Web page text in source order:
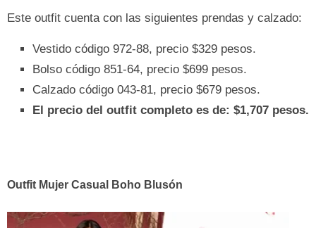
Este outfit cuenta con las siguientes prendas y calzado:
Vestido código 972-88, precio $329 pesos.
Bolso código 851-64, precio $699 pesos.
Calzado código 043-81, precio $679 pesos.
El precio del outfit completo es de: $1,707 pesos.
Outfit Mujer Casual Boho Blusón